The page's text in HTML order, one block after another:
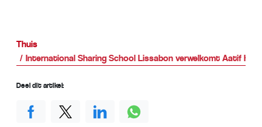
Thuis
International Sharing School Lissabon verwelkomt Aatif
Deel dit artikel: